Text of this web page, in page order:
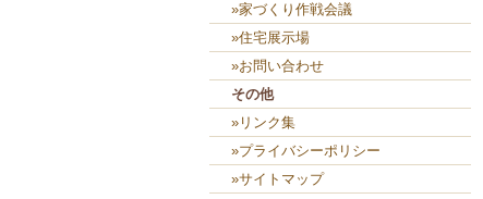
»家づくり作戦会議
»住宅展示場
»お問い合わせ
その他
»リンク集
»プライバシーポリシー
»サイトマップ